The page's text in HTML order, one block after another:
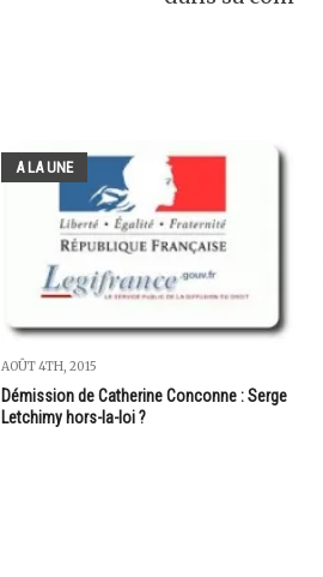
A LA UNE
AOÛT 4TH, 2015
Démission de Catherine Conconne : Serge
Letchimy hors-la-loi ?